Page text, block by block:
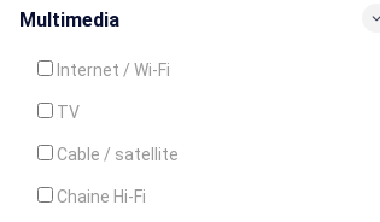
Multimedia
Internet / Wi-Fi
TV
Cable / satellite
Chaine Hi-Fi